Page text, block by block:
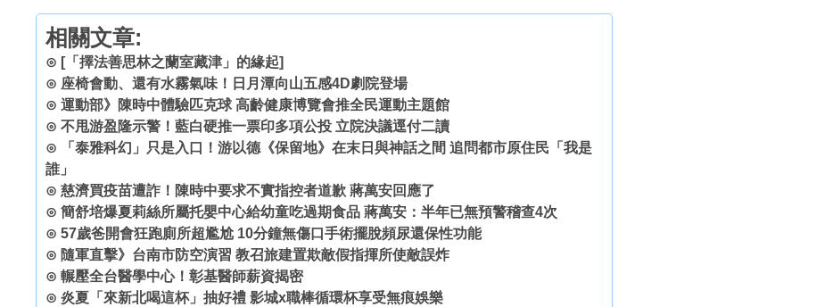
相關文章:
⊙ [「擇法善思林之蘭室藏津」的緣起]
⊙ 座椅會動、還有水霧氣味！日月潭向山五感4D劇院登場
⊙ 運動部》陳時中體驗匹克球 高齡健康博覽會推全民運動主題館
⊙ 不甩游盈隆示警！藍白硬推一票印多項公投 立院決議逕付二讀
⊙
「泰雅科幻」只是入口！游以德《保留地》在末日與神話之間 追問都市原住民「我是
誰」
⊙ 慈濟買疫苗遭詐！陳時中要求不實指控者道歉 蔣萬安回應了
⊙ 簡舒培爆夏莉絲所屬托嬰中心給幼童吃過期食品 蔣萬安：半年已無預警稽查4次
⊙ 57歲爸開會狂跑廁所超尷尬 10分鐘無傷口手術擺脫頻尿還保性功能
⊙ 隨軍直擊》台南市防空演習 教召旅建置欺敵假指揮所使敵誤炸
⊙ 輾壓全台醫學中心！彰基醫師薪資揭密
⊙ 炎夏「來新北喝這杯」抽好禮 影城x職棒循環杯享受無痕娛樂